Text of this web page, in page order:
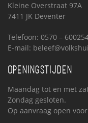
Kleine Overstraat 97A
7411 JK Deventer
Telefoon: 0570 –
E-mail:
OPENINGSTIJDEN
Maandag tot en met
Zondag gesloten.
Op aanvraag open